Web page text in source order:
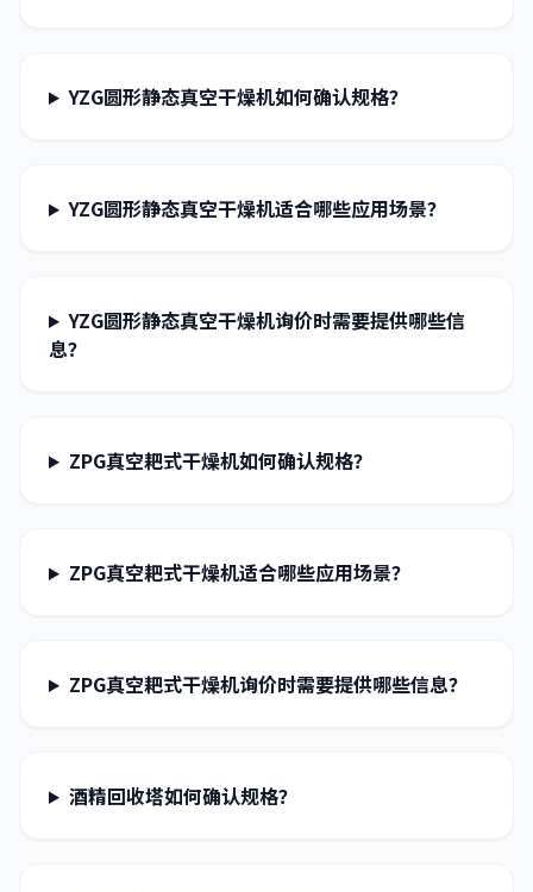
YZG圆形静态真空干燥机如何确认规格？
YZG圆形静态真空干燥机适合哪些应用场景？
YZG圆形静态真空干燥机询价时需要提供哪些信
息？
ZPG真空耙式干燥机如何确认规格？
ZPG真空耙式干燥机适合哪些应用场景？
ZPG真空耙式干燥机询价时需要提供哪些信息？
酒精回收塔如何确认规格？